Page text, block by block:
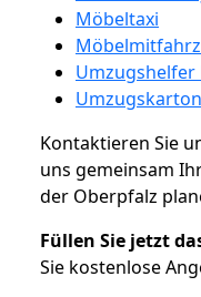
Möbeltaxi
Umzugshelfer
Kontaktieren Sie
uns gemeinsam
der Oberpfalz
Füllen Sie jetzt
Sie kostenlose